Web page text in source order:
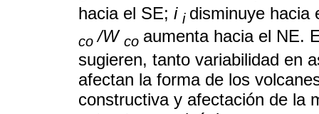
hacia el SE; i i disminuye hacia
co /W co aumenta hacia el NE.
sugieren, tanto variabilidad en
afectan la forma de los
constructiva y afectación de la